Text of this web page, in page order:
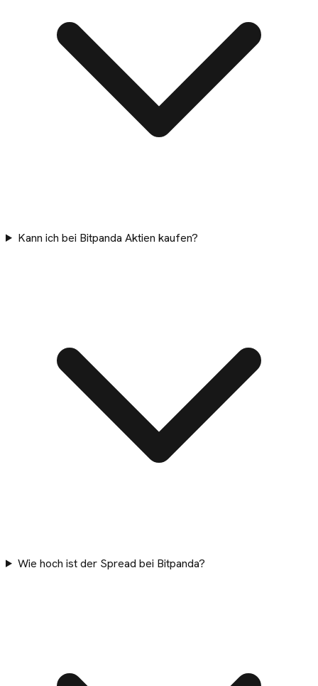
Kann ich bei Bitpanda Aktien kaufen?
Wie hoch ist der Spread bei Bitpanda?